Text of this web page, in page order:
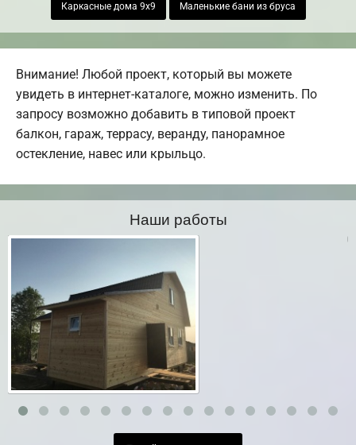
Каркасные дома 9х9 Маленькие бани из бруса
Внимание! Любой проект, который вы можете
увидеть в интернет-каталоге, можно изменить. По
запросу возможно добавить в типовой проект
балкон, гараж, террасу, веранду, панорамное
остекление, навес или крыльцо.
Наши работы